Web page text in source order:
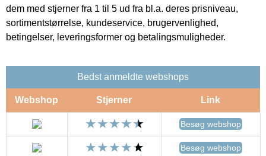
dem med stjerner fra 1 til 5 ud fra bl.a. deres prisniveau,
sortimentstørrelse, kundeservice, brugervenlighed,
betingelser, leveringsformer og betalingsmuligheder.
Bedst anmeldte webshops
Webshop Stjerner Link
Besøg webshop
Besøg webshop